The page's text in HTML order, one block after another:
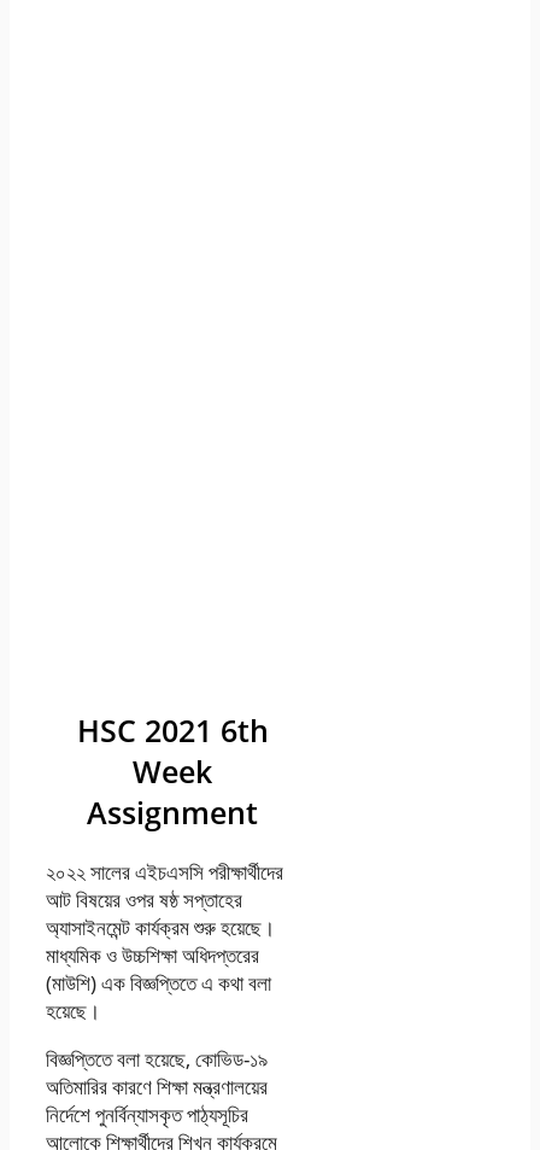
HSC 2021 6th
Week
Assignment
২০২২ সালের এইচএসসি পরীক্ষার্থীদের
আট বিষয়ের ওপর ষষ্ঠ সপ্তাহের
অ্যাসাইনমেন্ট কার্যক্রম শুরু হয়েছে।
মাধ্যমিক ও উচ্চশিক্ষা অধিদপ্তরের
(মাউশি) এক বিজ্ঞপ্তিতে এ কথা বলা
হয়েছে।
বিজ্ঞপ্তিতে বলা হয়েছে, কোভিড-১৯
অতিমারির কারণে শিক্ষা মন্ত্রণালয়ের
নির্দেশে পুনর্বিন্যাসকৃত পাঠ্যসূচির
আলোকে শিক্ষার্থীদের শিখন কার্যক্রমে